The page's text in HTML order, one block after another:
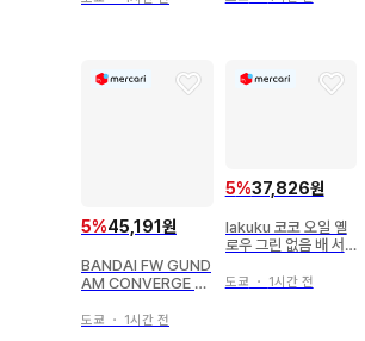
5%45,191원
BANDAI FW GUND
AM CONVERGE #
도쿄 ・ 1시간 전
5%37,826원
lakuku 코코 오일 옐
로우 그린 없음 배 서
도쿄 ・ 1시간 전